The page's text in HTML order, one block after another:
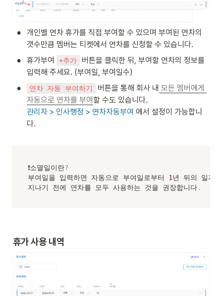
•
개인별 연차 휴가를 직접 부여할 수 있으며 부여된 연차의
갯수만큼 멤버는 티켓에서 연차를 신청할 수 있습니다.
• 휴가부여 +추가
버튼을 클릭한 뒤, 부여할 연차의 정보를
입력해 주세요. (부여일, 부여일수)
• 연차 자동 부여하기 버튼을 통해 회사 내 모든 멤버에게
자동으로 연차를 부여
관리자 > 인사행정 > 연차자동부여 에서 설정이 가능합니
다.
❗소멸일이란?
부여일을 입력하면 자동으로 부여일로부터 1년 뒤의 일자
지나기 전에 연차를 모두 사용하는 것을 권장합니다.
휴가 사용 내역